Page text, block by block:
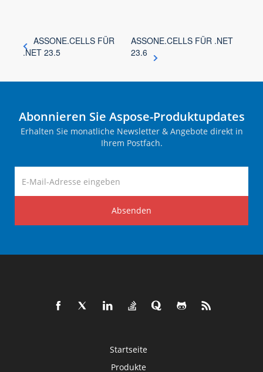
ASSONE.CELLS FÜR
.NET 23.5
ASSONE.CELLS FÜR .NET
23.6
Abonnieren Sie Aspose-Produktupdates
Erhalten Sie monatliche Newsletter & Angebote direkt in
Ihrem Postfach.
Absenden
Startseite
Produkte